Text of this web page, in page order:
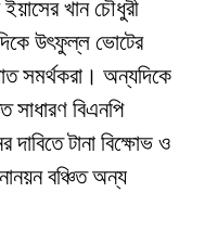
খান চৌধুরী
উৎফুল্ল ভোটের
সমর্থকরা। অন্যদিকে
সাধারণ বিএনপি
দাবিতে টানা বিক্ষোভ ও
বঞ্চিত অন্য